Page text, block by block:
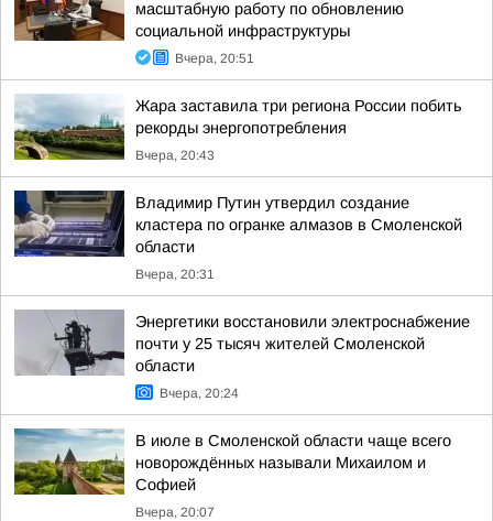
масштабную работу по обновлению
социальной инфраструктуры
Вчера, 20:51
Жара заставила три региона России побить
рекорды энергопотребления
Вчера, 20:43
Владимир Путин утвердил создание
кластера по огранке алмазов в Смоленской
области
Вчера, 20:31
Энергетики восстановили электроснабжение
почти у 25 тысяч жителей Смоленской
области
Вчера, 20:24
В июле в Смоленской области чаще всего
новорождённых называли Михаилом и
Софией
Вчера, 20:07